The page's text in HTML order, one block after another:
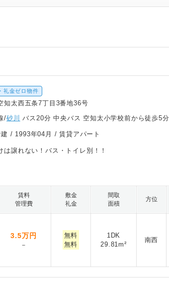
礼金ゼロ物件
知太西五条7丁目3番地36号
/砂川 バス20分 中央バス 空知太小学校前から徒歩5分
建 / 1993年04月 / 賃貸アパート
は譲れない！バス・トイレ別！！
賃料
管理費
敷金
礼金
間取
面積
方位
3.5万円
－
無料
無料
1DK
29.81m²
南西